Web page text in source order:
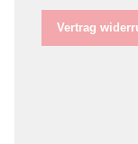
Vertrag